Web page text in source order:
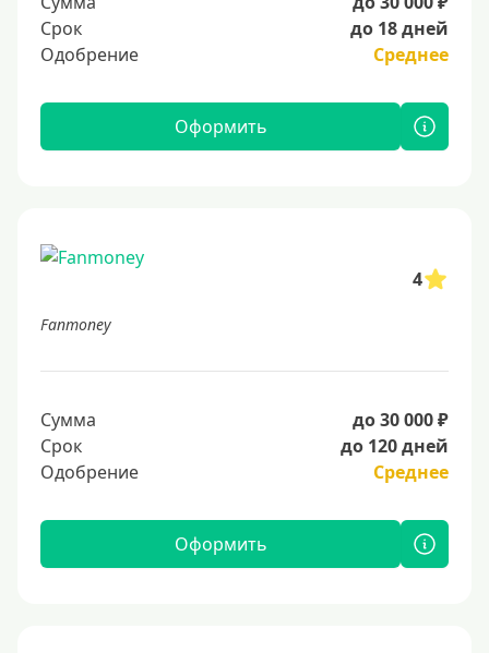
Срок
до 18 дней
Одобрение
Среднее
Оформить
4
Fanmoney
Сумма
до 30 000 ₽
Срок
до 120 дней
Одобрение
Среднее
Оформить